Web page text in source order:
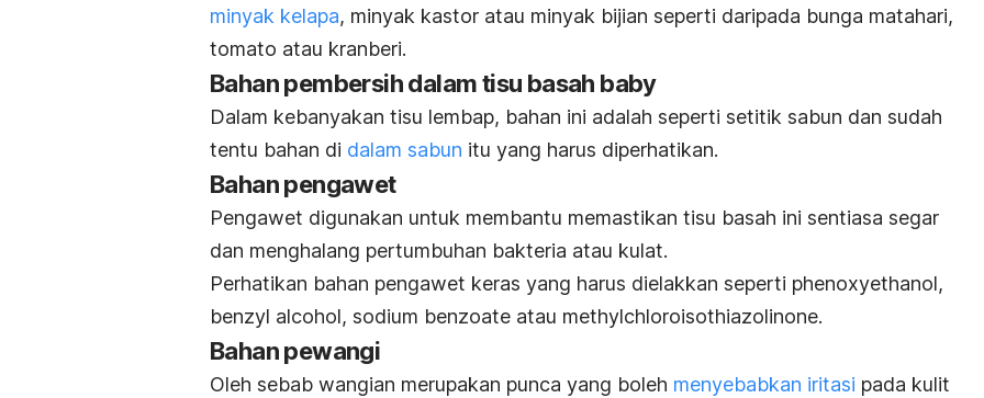
minyak kelapa, minyak kastor atau minyak bijian seperti daripada bunga matahari,
tomato atau kranberi.
Bahan pembersih dalam tisu basah baby
Dalam kebanyakan tisu lembap, bahan ini adalah seperti setitik sabun dan sudah
tentu bahan di dalam sabun itu yang harus diperhatikan.
Bahan pengawet
Pengawet digunakan untuk membantu memastikan tisu basah ini sentiasa segar
dan menghalang pertumbuhan bakteria atau kulat.
Perhatikan bahan pengawet keras yang harus dielakkan seperti phenoxyethanol,
benzyl alcohol, sodium benzoate atau methylchloroisothiazolinone.
Bahan pewangi
Oleh sebab wangian merupakan punca yang boleh menyebabkan iritasi pada kulit